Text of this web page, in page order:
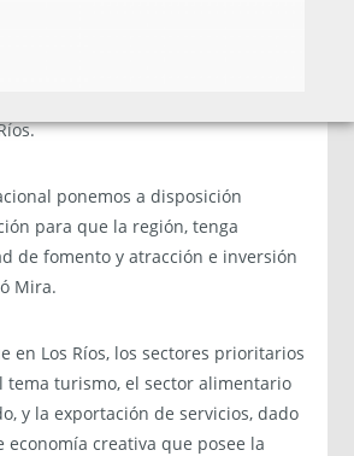
de inteligencia comercial,
ponemos a disposición
para que la región, tenga
de fomento y atracción e inversión
Mira.
en Los Ríos, los sectores prioritarios
tema turismo, el sector alimentario
y la exportación de servicios, dado
economía creativa que posee la